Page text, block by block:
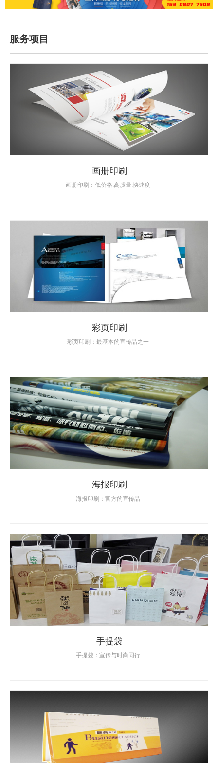
服务项目
画册印刷
画册印刷：低价格,高质量,快速度
彩页印刷
彩页印刷：最基本的宣传品之一
海报印刷
海报印刷：官方的宣传品
手提袋
手提袋：宣传与时尚同行